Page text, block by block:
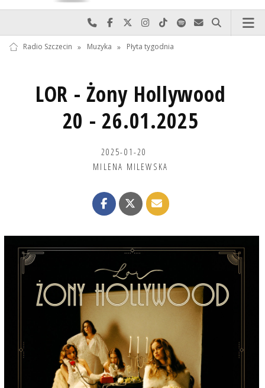
Najlepiej po prostu do nas zadzwoń
Odwiedź nas na Facebook-u
Odwiedź nas na X
Odwiedź nas na Instagram-ie
Odwiedź nas na TikTok-u
Szukaj nas na Spotify
Wyślij do nas
Szukaj
Radio Szczecin » Muzyka » Płyta tygodnia
LOR - Żony Hollywood
20 - 26.01.2025
2025-01-20
MILENA MILEWSKA